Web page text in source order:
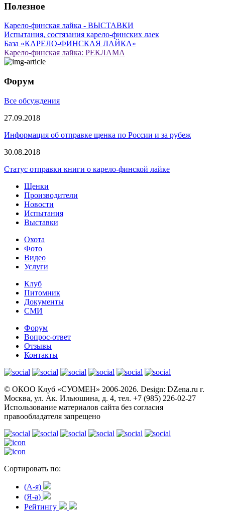
Полезное
Карело-финская лайка - ВЫСТАВКИ
Испытания, состязания карело-финских лаек
База «КАРЕЛО-ФИНСКАЯ ЛАЙКА»
Карело-финская лайка: РЕКЛАМА
Форум
Все обсуждения
27.09.2018
Информация об отправке щенка по России и за рубеж
30.08.2018
Статус отправки книги о карело-финской лайке
Щенки
Производители
Новости
Испытания
Выставки
Охота
Фото
Видео
Услуги
Клуб
Питомник
Документы
СМИ
Форум
Вопрос-ответ
Отзывы
Контакты
© OКОО Клуб «СУОМЕН» 2006-2026. Design: DZena.ru г.
Москва, ул. Ак. Ильюшина, д. 4, тел. +7 (985) 226-02-27
Использование материалов сайта без согласия
правообладателя запрещено
Сортировать по:
(A-я)
(Я-а)
Рейтингу